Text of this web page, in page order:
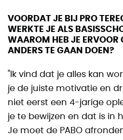
VOORDAT JE BIJ PRO
WERKTE JE ALS
WAAROM HEB JE ERVOOR
ANDERS TE GAAN DOEN?
"Ik vind dat je alles kan
je de juiste motivatie en
niet eerst een 4-jarige
je te bewijzen en dat is in
Je moet de PABO